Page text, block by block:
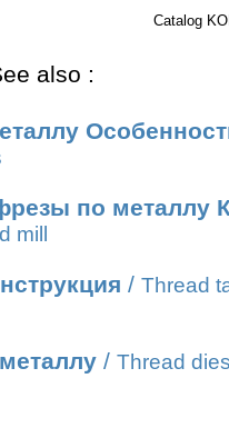
Catalog
also :
по металлу
mill
/ Thread
/ Thread dies